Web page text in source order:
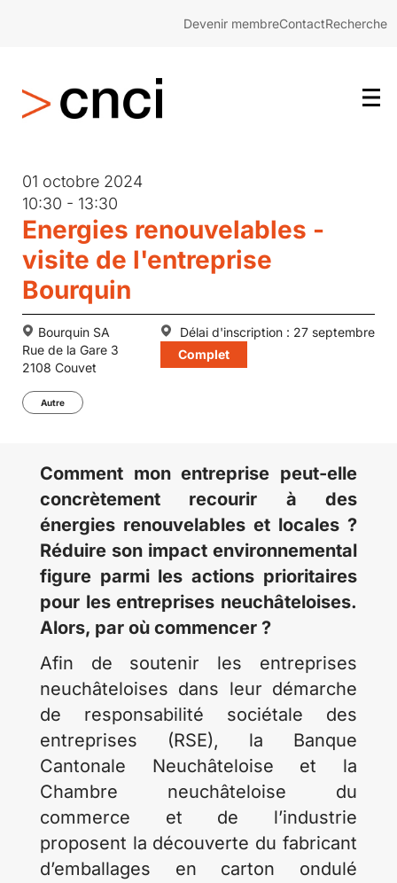
Devenir membreContactRecherche
01 octobre 2024
10:30 - 13:30
Energies renouvelables -
visite de l'entreprise
Bourquin
Bourquin SA
Rue de la Gare 3
2108 Couvet
Autre
Délai d'inscription : 27 septembre
Complet
Comment mon entreprise peut-elle
concrètement recourir à des
énergies renouvelables et locales ?
Réduire son impact environnemental
figure parmi les actions prioritaires
pour les entreprises neuchâteloises.
Alors, par où commencer ?
Afin de soutenir les entreprises
neuchâteloises dans leur démarche
de responsabilité sociétale des
entreprises (RSE), la Banque
Cantonale Neuchâteloise et la
Chambre neuchâteloise du
commerce et de l’industrie
proposent la découverte du fabricant
d’emballages en carton ondulé